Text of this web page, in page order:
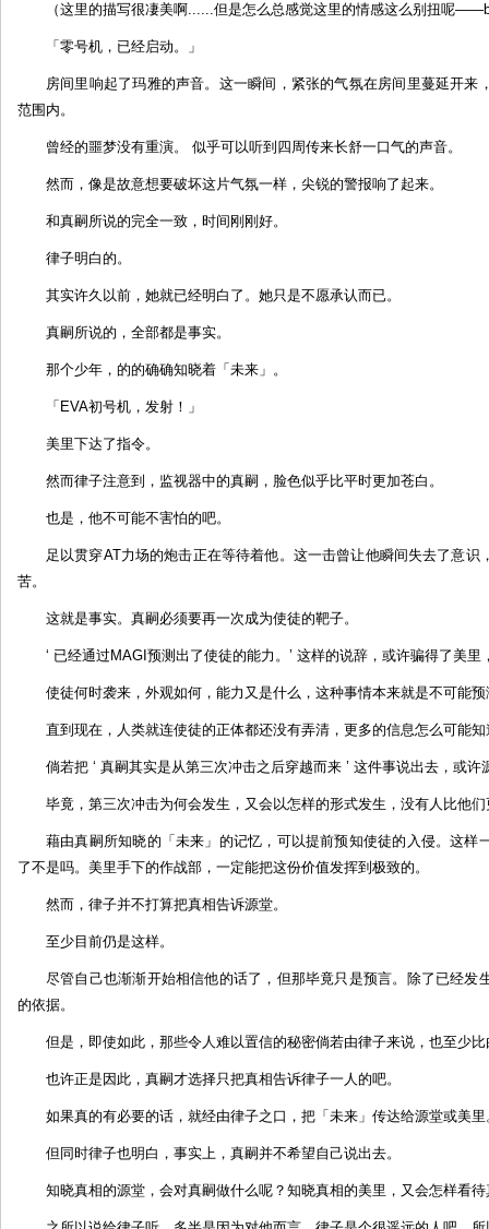
（这里的描写很凄美啊......但是怎么总感觉这里的情感这么别扭呢
「零号机，已经启动。」
房间里响起了玛雅的声音。这一瞬间，紧张的气氛在房间里蔓延开来
范围内。
曾经的噩梦没有重演。 似乎可以听到四周传来长舒一口气的声音。
然而，像是故意想要破坏这片气氛一样，尖锐的警报响了起来。
和真嗣所说的完全一致，时间刚刚好。
律子明白的。
其实许久以前，她就已经明白了。她只是不愿承认而已。
真嗣所说的，全部都是事实。
那个少年，的的确确知晓着「未来」。
「EVA初号机，发射！」
美里下达了指令。
然而律子注意到，监视器中的真嗣，脸色似乎比平时更加苍白。
也是，他不可能不害怕的吧。
足以贯穿AT力场的炮击正在等待着他。这一击曾让他瞬间失去了意
苦。
这就是事实。真嗣必须要再一次成为使徒的靶子。
‘ 已经通过MAGI预测出了使徒的能力。’ 这样的说辞，或许骗得了美
使徒何时袭来，外观如何，能力又是什么，这种事情本来就是不可能
直到现在，人类就连使徒的正体都还没有弄清，更多的信息怎么可能知
倘若把 ‘ 真嗣其实是从第三次冲击之后穿越而来 ’ 这件事说出去，或
毕竟，第三次冲击为何会发生，又会以怎样的形式发生，没有人比他
藉由真嗣所知晓的「未来」的记忆，可以提前预知使徒的入侵。这样
了不是吗。美里手下的作战部，一定能把这份价值发挥到极致的。
然而，律子并不打算把真相告诉源堂。
至少目前仍是这样。
尽管自己也渐渐开始相信他的话了，但那毕竟只是预言。除了已经发
的依据。
但是，即使如此，那些令人难以置信的秘密倘若由律子来说，也至少
也许正是因此，真嗣才选择只把真相告诉律子一人的吧。
如果真的有必要的话，就经由律子之口，把「未来」传达给源堂或美里
但同时律子也明白，事实上，真嗣并不希望自己说出去。
知晓真相的源堂，会对真嗣做什么呢？知晓真相的美里，又会怎样看